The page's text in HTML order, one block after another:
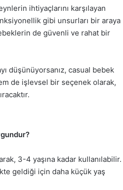
ihtiyaçlarını karşılayan
gibi unsurları bir araya
de güvenli ve rahat bir
düşünüyorsanız, casual bebek
de işlevsel bir seçenek olarak,
3-4 yaşına kadar kullanılabilir.
geldiği için daha küçük yaş